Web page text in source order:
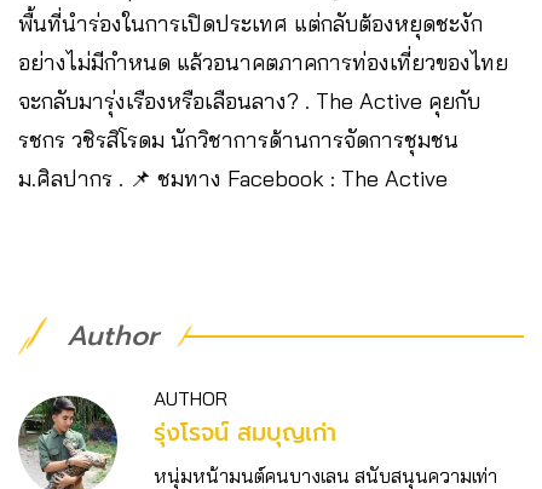
พื้นที่นำร่องในการเปิดประเทศ แต่กลับต้องหยุดชะงัก
อย่างไม่มีกำหนด แล้วอนาคตภาคการท่องเที่ยวของไทย
จะกลับมารุ่งเรืองหรือเลือนลาง? . The Active คุยกับ
รชกร วชิรสิโรดม นักวิชาการด้านการจัดการชุมชน
ม.ศิลปากร . 📌 ชมทาง Facebook : The Active
Author
AUTHOR
รุ่งโรจน์ สมบุญเก่า
หนุ่มหน้ามนต์คนบางเลน สนับสนุนความเท่า